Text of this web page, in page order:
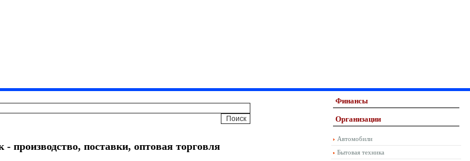
производство, поставки, оптовая торговля
Финансы
Организации
Автомобили
Бытовая техника